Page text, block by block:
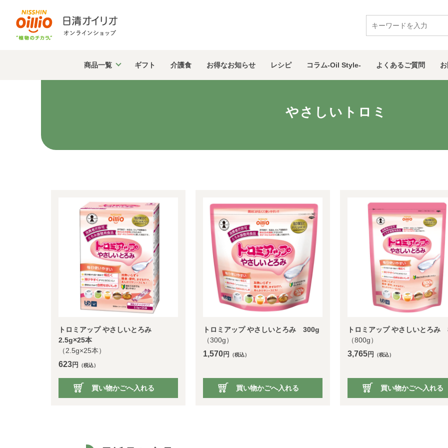
商品一覧 ギフト 介護食 お得なお知らせ レシピ コラム-Oil Style- よくあるご質問
やさしいトロミ
トロミアップ やさしいとろみ
2.5g×25本
（2.5g×25本）
623円 （税込）
買い物かごへ入れる
トロミアップ やさしいとろみ 300g
（300g）
1,570円 （税込）
買い物かごへ入れる
トロミアップ やさしいとろみ
（800g）
3,765円 （税込）
買い物かごへ入れる